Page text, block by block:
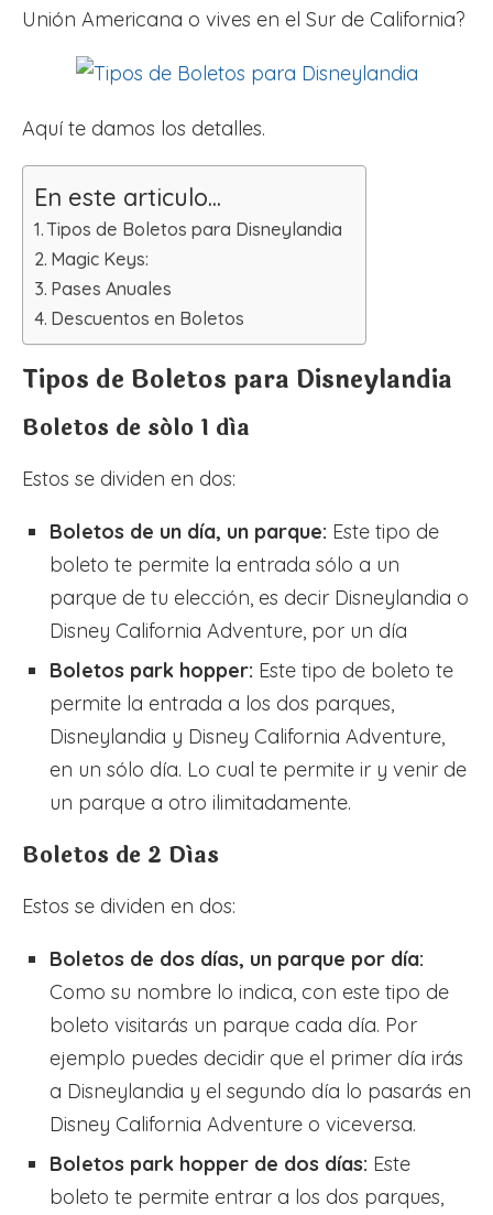
Unión Americana o vives en el Sur de California?
Aquí te damos los detalles.
En este articulo...
Tipos de Boletos para Disneylandia
Magic Keys:
Pases Anuales
Descuentos en Boletos
Tipos de Boletos para Disneylandia
Boletos de sólo 1 día
Estos se dividen en dos:
Boletos de un día, un parque: Este tipo de
boleto te permite la entrada sólo a un
parque de tu elección, es decir Disneylandia o
Disney California Adventure, por un día
Boletos park hopper: Este tipo de boleto te
permite la entrada a los dos parques,
Disneylandia y Disney California Adventure,
en un sólo día. Lo cual te permite ir y venir de
un parque a otro ilimitadamente.
Boletos de 2 Días
Estos se dividen en dos:
Boletos de dos días, un parque por día:
Como su nombre lo indica, con este tipo de
boleto visitarás un parque cada día. Por
ejemplo puedes decidir que el primer día irás
a Disneylandia y el segundo día lo pasarás en
Disney California Adventure o viceversa.
Boletos park hopper de dos días: Este
boleto te permite entrar a los dos parques,